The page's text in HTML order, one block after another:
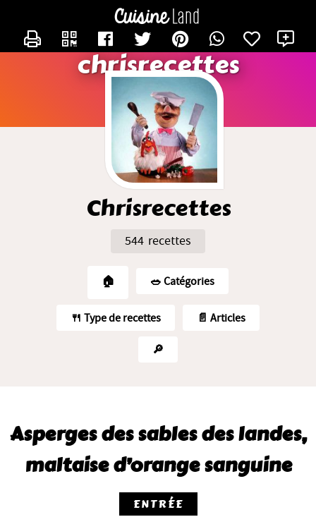
chrisrecettes
Chrisrecettes
544 recettes
🏠 🥗️ Catégories
🍴 Type de recettes 📄 Articles
🔎
Asperges des sables des landes,
maltaise d’orange sanguine
ENTRÉE
CONTACTER CHRISRECETTES